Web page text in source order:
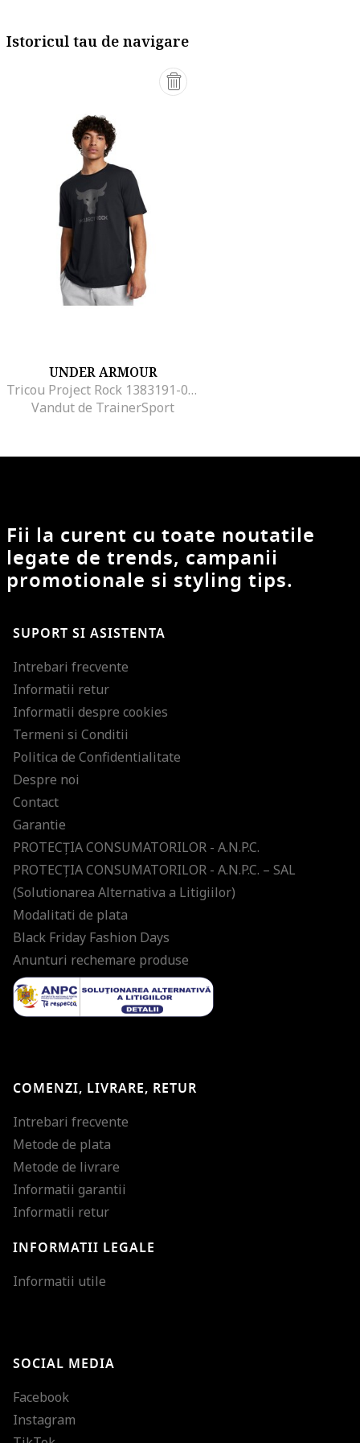
Istoricul tau de navigare
UNDER ARMOUR
Tricou Project Rock 1383191-002, Barbati, Negru
Vandut de TrainerSport
Fii la curent cu toate noutatile
legate de trends, campanii
promotionale si styling tips.
SUPORT SI ASISTENTA
Intrebari frecvente
Informatii retur
Informatii despre cookies
Termeni si Conditii
Politica de Confidentialitate
Despre noi
Contact
Garantie
PROTECŢIA CONSUMATORILOR - A.N.P.C.
PROTECŢIA CONSUMATORILOR - A.N.P.C. – SAL
(Solutionarea Alternativa a Litigiilor)
Modalitati de plata
Black Friday Fashion Days
Anunturi rechemare produse
COMENZI, LIVRARE, RETUR
Intrebari frecvente
Metode de plata
Metode de livrare
Informatii garantii
Informatii retur
INFORMATII LEGALE
Informatii utile
SOCIAL MEDIA
Facebook
Instagram